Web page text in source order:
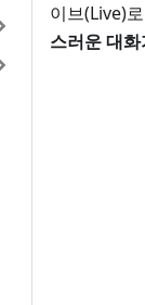
이브(Live)
스러운 대